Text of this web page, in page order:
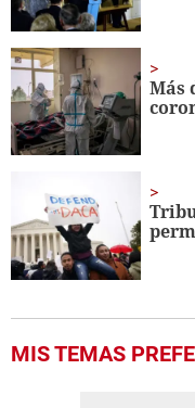
Más
MIS TEMAS